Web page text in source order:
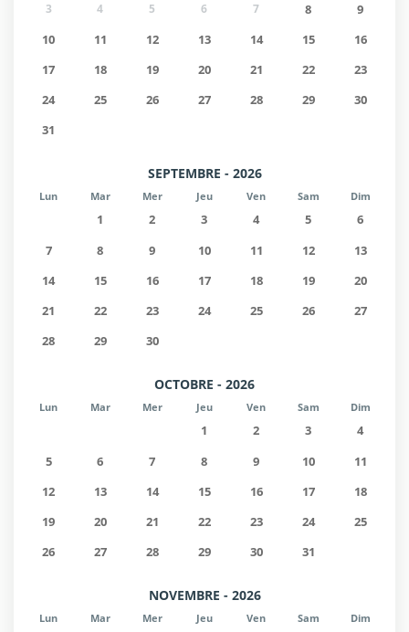
3
4 5 6 7 8
9
10
11 12 13 14 15
16
17
18 19 20 21 22
23
24
25 26 27 28 29
30
31
SEPTEMBRE - 2026
Lun Mar Mer Jeu Ven Sam Dim
1 2 3 4 5
6
7
8 9 10 11 12
13
14
15 16 17 18 19
20
21
22 23 24 25 26
27
28
29 30
OCTOBRE - 2026
Lun Mar Mer Jeu Ven Sam Dim
1 2 3
4
5
6 7 8 9 10
11
12
13 14 15 16 17
18
19
20 21 22 23 24
25
26
27 28 29 30 31
NOVEMBRE - 2026
Lun Mar Mer Jeu Ven Sam Dim